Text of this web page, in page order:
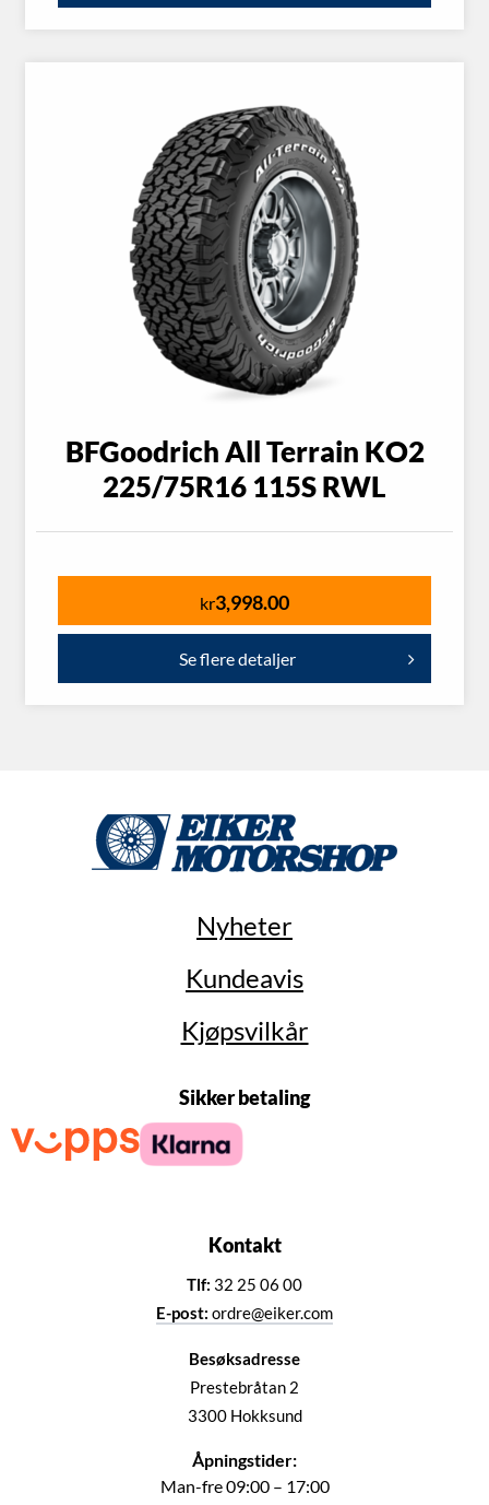
BFGoodrich All Terrain KO2
225/75R16 115S RWL
kr3,998.00
Se flere detaljer
Nyheter
Kundeavis
Kjøpsvilkår
Sikker betaling
Kontakt
Tlf: 32 25 06 00
E-post: ordre@eiker.com
Besøksadresse
Prestebråtan 2
3300 Hokksund
Åpningstider:
Man-fre 09:00 – 17:00